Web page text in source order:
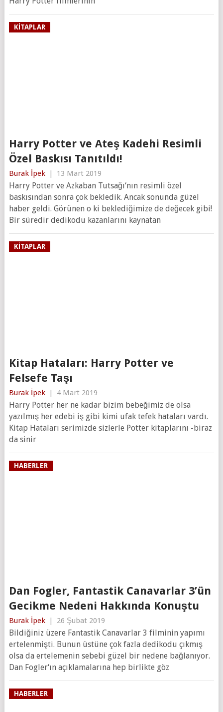
KITAPLAR
Harry Potter ve Ateş Kadehi Resimli
Özel Baskısı Tanıtıldı!
Burak İpek | 13 Mart 2019
Harry Potter ve Azkaban Tutsağı‘nın resimli özel
baskısından sonra çok bekledik. Ancak sonunda güzel
haber geldi. Görünen o ki beklediğimize de değecek gibi!
Bir süredir dedikodu kazanlarını kaynatan
KITAPLAR
Kitap Hataları: Harry Potter ve
Felsefe Taşı
Burak İpek | 4 Mart 2019
Harry Potter her ne kadar bizim bebeğimiz de olsa
yazılmış her edebi iş gibi kimi ufak tefek hataları vardı.
Kitap Hataları serimizde sizlerle Potter kitaplarını -biraz
da sinir
HABERLER
Dan Fogler, Fantastik Canavarlar 3’ün
Gecikme Nedeni Hakkında Konuştu
Burak İpek | 26 Şubat 2019
Bildiğiniz üzere Fantastik Canavarlar 3 filminin yapımı
ertelenmişti. Bunun üstüne çok fazla dedikodu çıkmış
olsa da ertelemenin sebebi güzel bir nedene bağlanıyor.
Dan Fogler‘ın açıklamalarına hep birlikte göz
HABERLER